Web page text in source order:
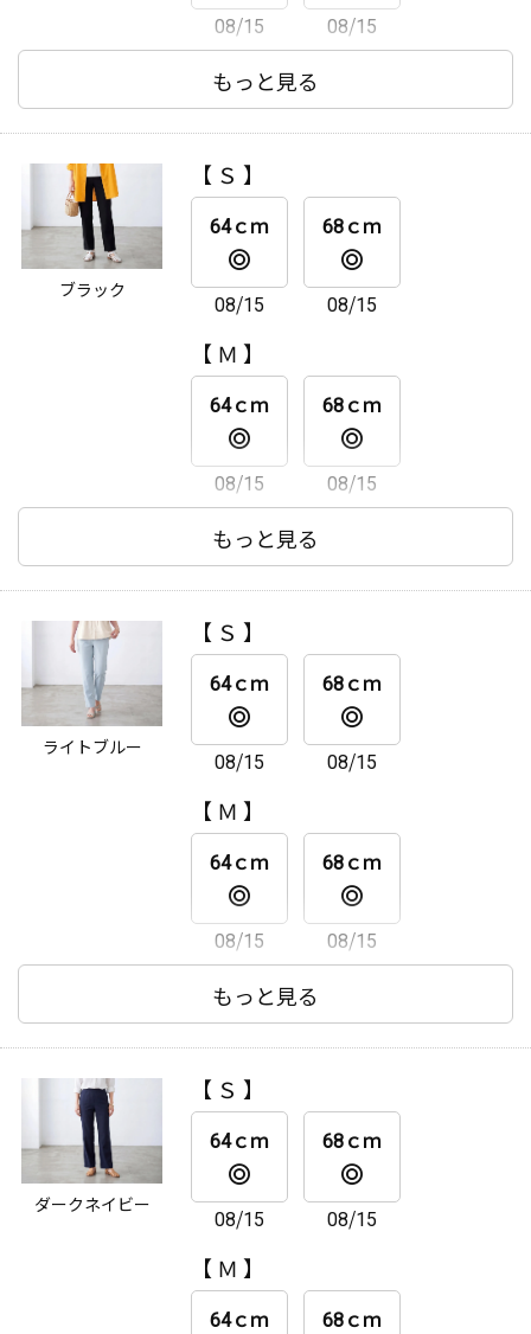
08/15 08/15
【 Ｌ 】
08/15 08/15
【 ＬＬ 】
64ｃｍ
08/15
68ｃｍ
08/15
もっと見る
ブラック
【 Ｓ 】
64ｃｍ
08/15
68ｃｍ
08/15
【 Ｍ 】
64ｃｍ
08/15
68ｃｍ
08/15
【 Ｌ 】
08/15 08/15
【 ＬＬ 】
64ｃｍ
08/15
68ｃｍ
08/15
もっと見る
ライトブルー
【 Ｓ 】
64ｃｍ
08/15
68ｃｍ
08/15
【 Ｍ 】
64ｃｍ
08/15
68ｃｍ
08/15
【 Ｌ 】
08/15 08/15
【 ＬＬ 】
64ｃｍ
08/15
68ｃｍ
08/15
もっと見る
ダークネイビー
【 Ｓ 】
64ｃｍ
08/15
68ｃｍ
08/15
【 Ｍ 】
64ｃｍ 68ｃｍ